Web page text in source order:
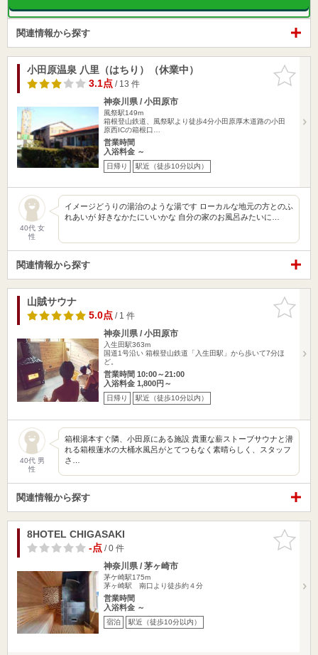
関連情報から探す
お気に入
りに追加
小田原温泉 八里（はちり）（休業中）
3.1点/ 13 件
神奈川県 / 小田原市
風祭駅149m
箱根登山鉄道、風祭駅より徒歩4分小田原厚木道路の小田
原西ICの箱根口…
営業時間
入浴料金 ～
日帰り 駅近（徒歩10分以内）
40代 女
性
イメージどうりの湯治のような湯です ローカルな地元の方とのふ
れあいが 好きなかたにいいかな 自分の家のお風呂みたいに…
関連情報から探す
お気に入
りに追加
山賊サウナ
5.0点/ 1 件
神奈川県 / 小田原市
入生田駅363m
国道1号沿い 箱根登山鉄道「入生田駅」から歩いて7分ほ
ど。
営業時間 10:00～21:00
入浴料金 1,800円～
日帰り 駅近（徒歩10分以内）
40代 男
性
箱根湯本すぐ隣、小田原にある施設 貴重な薪ストーブサウナと潜
れる箱根蓮水の大桶水風呂がとてつもなく素晴らしく、スタッフ
さ…
関連情報から探す
お気に入
りに追加
8HOTEL CHIGASAKI
-点/ 0 件
神奈川県 / 茅ヶ崎市
茅ケ崎駅175m
茅ヶ崎駅 南口より徒歩約４分
営業時間
入浴料金 ～
宿泊 駅近（徒歩10分以内）